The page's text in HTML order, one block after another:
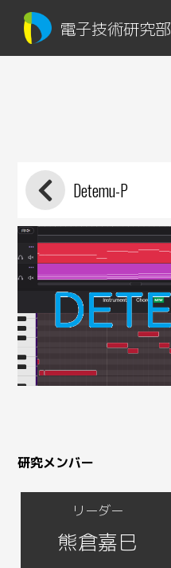
電子技術研究部
Detemu-P
研究メンバー
熊倉嘉巳